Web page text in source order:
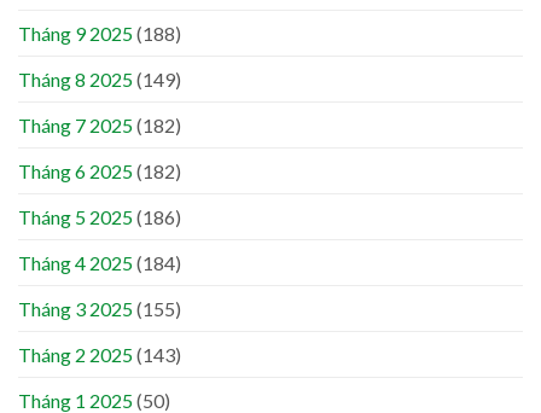
Tháng 9 2025(188)
Tháng 8 2025(149)
Tháng 7 2025(182)
Tháng 6 2025(182)
Tháng 5 2025(186)
Tháng 4 2025(184)
Tháng 3 2025(155)
Tháng 2 2025(143)
Tháng 1 2025(50)